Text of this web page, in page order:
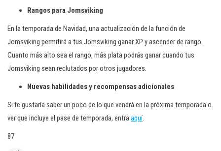
Rangos para Jomsviking
En la temporada de Navidad, una actualización de la función de
Jomsviking permitirá a tus Jomsviking ganar XP y ascender de rango.
Cuanto más alto sea el rango, más plata podrás ganar cuando tus
Jomsviking sean reclutados por otros jugadores.
Nuevas habilidades y recompensas adicionales
Si te gustaría saber un poco de lo que vendrá en la próxima temporada o
ver que incluye el pase de temporada, entraaquí.
87